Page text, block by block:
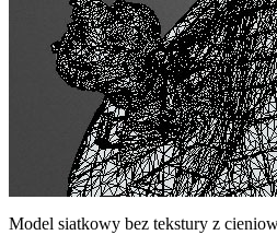
Model siatkowy bez tekstury z